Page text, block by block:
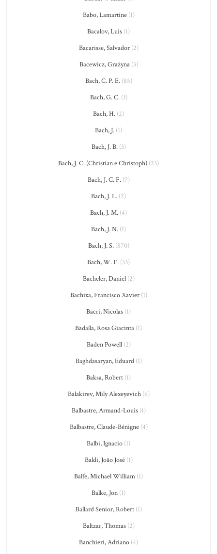
Babo, Lamartine(1)
Bacalov, Luis (1)
Bacarisse, Salvador(2)
Bacewicz, Grażyna(3)
Bach, C. P. E.(85)
Bach, G. C.(1)
Bach, H. (2)
Bach, J. (1)
Bach, J. B.(3)
Bach, J. C. (Christian e Christoph) (23)
Bach, J. C. F.(7)
Bach, J. L. (2)
Bach, J. M. (4)
Bach, J. N. (1)
Bach, J. S.(870)
Bach, W. F. (33)
Bacheler, Daniel(2)
Bachixa, Francisco Xavier(1)
Bacri, Nicolas (1)
Badalla, Rosa Giacinta (1)
Baden Powell(2)
Baghdasaryan, Eduard(1)
Baksa, Robert (1)
Balakirev, Mily Alexeyevich(6)
Balbastre, Armand-Louis(1)
Balbastre, Claude-Bénigne(4)
Balbi, Ignacio (1)
Baldi, João José(1)
Balfe, Michael William (1)
Balke, Jon (1)
Ballard Senior, Robert(1)
Baltzar, Thomas(2)
Banchieri, Adriano (4)